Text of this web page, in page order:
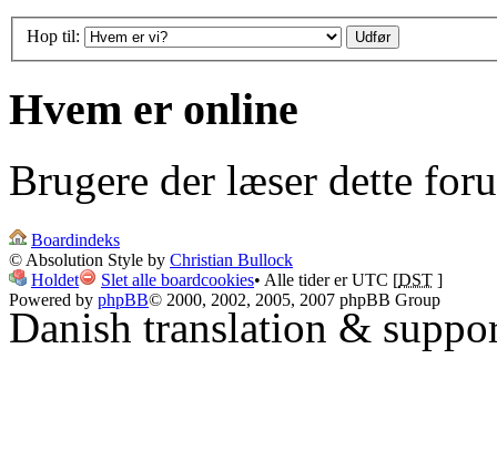
Hop til:
Hvem er online
Brugere der læser dette
Boardindeks
© Absolution Style by Christian Bullock
Holdet
Slet alle boardcookies• Alle tider er UTC [DST ]
Powered by phpBB© 2000, 2002, 2005, 2007 phpBB Group
Danish translation &